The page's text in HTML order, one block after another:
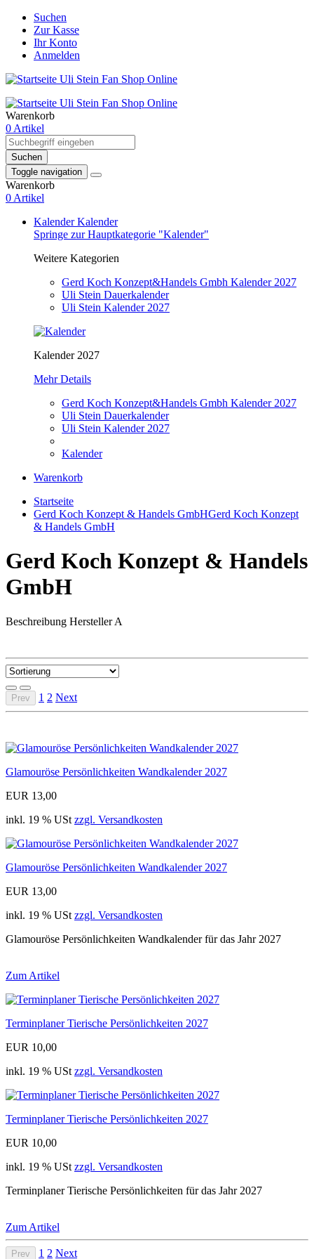
Suchen
Zur Kasse
Ihr Konto
Anmelden
Warenkorb
0 Artikel
Suchen
Toggle navigation
Warenkorb
0 Artikel
KalenderKalender
Springe zur Hauptkategorie "Kalender"
Weitere Kategorien
Gerd Koch Konzept&Handels Gmbh Kalender 2027
Uli Stein Dauerkalender
Uli Stein Kalender 2027
Kalender 2027
Mehr Details
Gerd Koch Konzept&Handels Gmbh Kalender 2027
Uli Stein Dauerkalender
Uli Stein Kalender 2027
Kalender
Warenkorb
Startseite
Gerd Koch Konzept & Handels GmbHGerd Koch Konzept
& Handels GmbH
Gerd Koch Konzept & Handels
GmbH
Beschreibung Hersteller A
Prev 1 2 Next
Glamouröse Persönlichkeiten Wandkalender 2027
EUR 13,00
inkl. 19 % USt zzgl. Versandkosten
Glamouröse Persönlichkeiten Wandkalender 2027
EUR 13,00
inkl. 19 % USt zzgl. Versandkosten
Glamouröse Persönlichkeiten Wandkalender für das Jahr 2027
Zum Artikel
Terminplaner Tierische Persönlichkeiten 2027
EUR 10,00
inkl. 19 % USt zzgl. Versandkosten
Terminplaner Tierische Persönlichkeiten 2027
EUR 10,00
inkl. 19 % USt zzgl. Versandkosten
Terminplaner Tierische Persönlichkeiten für das Jahr 2027
Zum Artikel
Prev 1 2 Next